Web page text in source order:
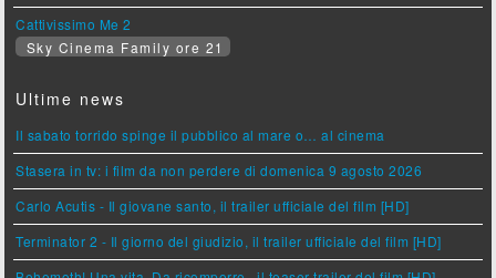
Cattivissimo Me 2
Sky Cinema Family ore 21
Ultime news
Il sabato torrido spinge il pubblico al mare o… al cinema
Stasera in tv: i film da non perdere di domenica 9 agosto 2026
Carlo Acutis - Il giovane santo, il trailer ufficiale del film [HD]
Terminator 2 - Il giorno del giudizio, il trailer ufficiale del film [HD]